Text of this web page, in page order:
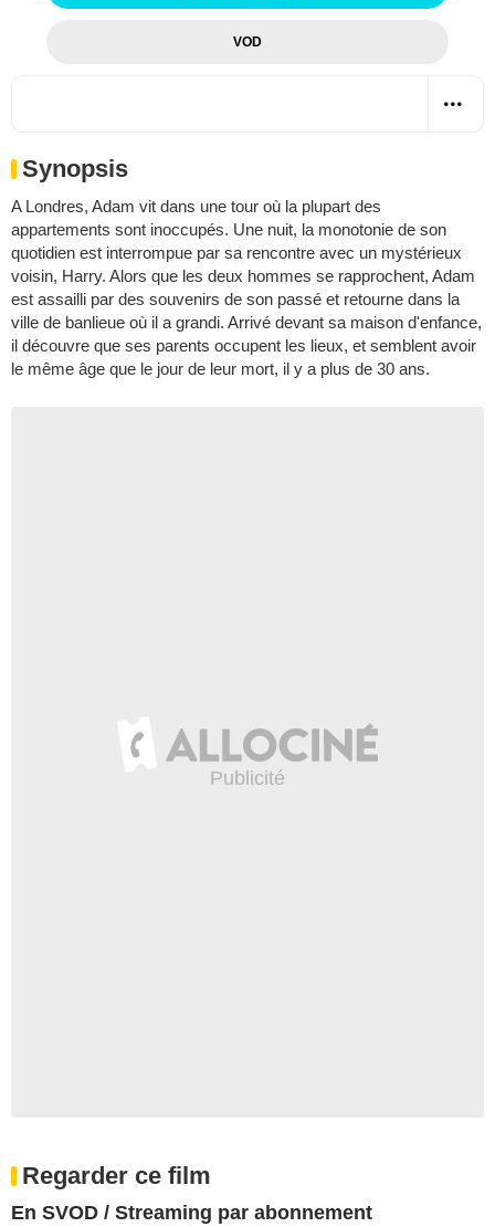
VOD
Synopsis
A Londres, Adam vit dans une tour où la plupart des
appartements sont inoccupés. Une nuit, la monotonie de son
quotidien est interrompue par sa rencontre avec un mystérieux
voisin, Harry. Alors que les deux hommes se rapprochent, Adam
est assailli par des souvenirs de son passé et retourne dans la
ville de banlieue où il a grandi. Arrivé devant sa maison d'enfance,
il découvre que ses parents occupent les lieux, et semblent avoir
le même âge que le jour de leur mort, il y a plus de 30 ans.
Regarder ce film
En SVOD / Streaming par abonnement